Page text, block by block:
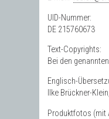
UID-Nummer:
DE 215760673
Text-Copyrights:
Bei den
Englisch-
Ilke Brückner-
Produktfotos (mit